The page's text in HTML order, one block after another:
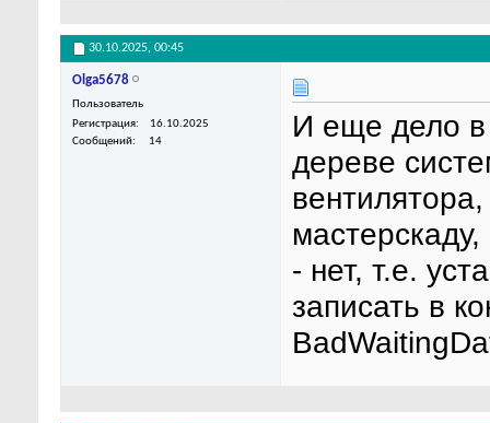
30.10.2025, 00:45
Olga5678
Пользователь
Регистрация
16.10.2025
Сообщений
14
И еще дело в
дереве
- нет, т.е.
записать в